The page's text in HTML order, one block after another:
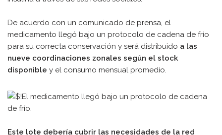
De acuerdo con un comunicado de prensa, el
medicamento llegó bajo un protocolo de cadena de frío
para su correcta conservación y será distribuido a las
nueve coordinaciones zonales según el stock
disponible y el consumo mensual promedio.
Este lote debería cubrir las necesidades de la red